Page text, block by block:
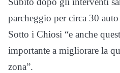
parcheggio per circa 30
Sotto i Chiosi “e anche
importante a migliorare la
zona”.